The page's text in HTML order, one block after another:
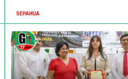
SEPAHUA